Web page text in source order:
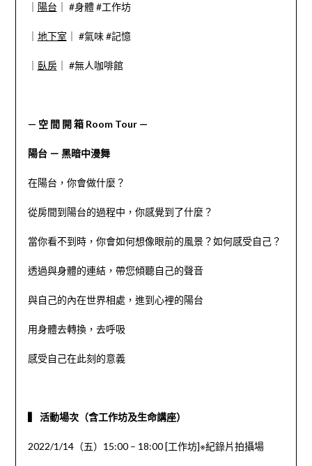
陽台 ｜ #身體 #工作坊
地下室 ｜ #氣味 #記憶
臥房｜ #無人咖啡館
— 空 間 開 箱 Room Tour —
陽台 － 黑暗中漫舞
在陽台，你會做什麼？
從房間到陽台的過程中，你感覺到了什麼？
當你看不到時，你會如何想像眼前的風景？如何感受自己？
透過與身體的連結，帶您傾聽自己的聲音
與自己的內在世界相處，進到心裡的陽台
用身體去轉換，去呼吸
感受自己在此刻的意義
▍ 活動場次（含工作坊及生命講座）
2022/1/14（五）15:00 – 18:00 [工作坊]※紀錄片拍攝場